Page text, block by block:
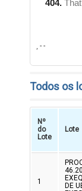
, - -
Todos os
Nº
do
Lote
Lote
1
DE